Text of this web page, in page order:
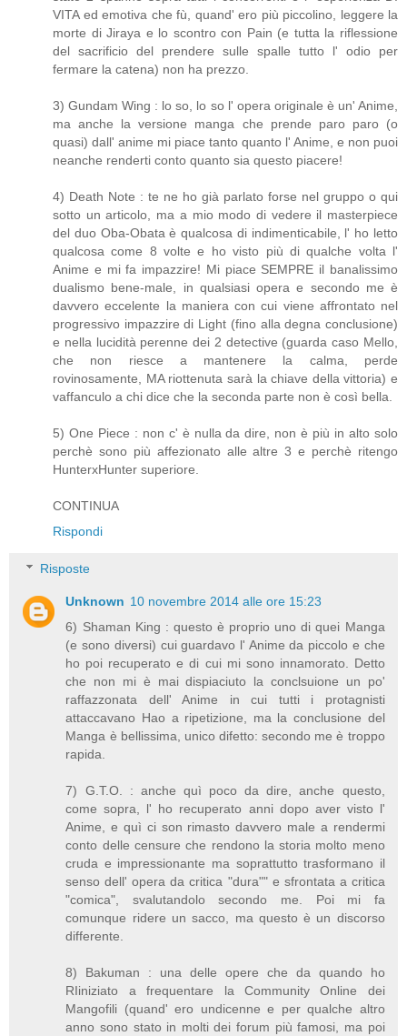
VITA ed emotiva che fù, quand' ero più piccolino, leggere la
morte di Jiraya e lo scontro con Pain (e tutta la riflessione
del sacrificio del prendere sulle spalle tutto l' odio per
fermare la catena) non ha prezzo.
3) Gundam Wing : lo so, lo so l' opera originale è un' Anime,
ma anche la versione manga che prende paro paro (o
quasi) dall' anime mi piace tanto quanto l' Anime, e non puoi
neanche renderti conto quanto sia questo piacere!
4) Death Note : te ne ho già parlato forse nel gruppo o qui
sotto un articolo, ma a mio modo di vedere il masterpiece
del duo Oba-Obata è qualcosa di indimenticabile, l' ho letto
qualcosa come 8 volte e ho visto più di qualche volta l'
Anime e mi fa impazzire! Mi piace SEMPRE il banalissimo
dualismo bene-male, in qualsiasi opera e secondo me è
davvero eccelente la maniera con cui viene affrontato nel
progressivo impazzire di Light (fino alla degna conclusione)
e nella lucidità perenne dei 2 detective (guarda caso Mello,
che non riesce a mantenere la calma, perde
rovinosamente, MA riottenuta sarà la chiave della vittoria) e
vaffanculo a chi dice che la seconda parte non è così bella.
5) One Piece : non c' è nulla da dire, non è più in alto solo
perchè sono più affezionato alle altre 3 e perchè ritengo
HunterxHunter superiore.
CONTINUA
Rispondi
Risposte
Unknown 10 novembre 2014 alle ore 15:23
6) Shaman King : questo è proprio uno di quei Manga
(e sono diversi) cui guardavo l' Anime da piccolo e che
ho poi recuperato e di cui mi sono innamorato. Detto
che non mi è mai dispiaciuto la conclsuione un po'
raffazzonata dell' Anime in cui tutti i protagnisti
attaccavano Hao a ripetizione, ma la conclusione del
Manga è bellissima, unico difetto: secondo me è troppo
rapida.
7) G.T.O. : anche quì poco da dire, anche questo,
come sopra, l' ho recuperato anni dopo aver visto l'
Anime, e quì ci son rimasto davvero male a rendermi
conto delle censure che rendono la storia molto meno
cruda e impressionante ma soprattutto trasformano il
senso dell' opera da critica "dura"" e sfrontata a critica
"comica", svalutandolo secondo me. Poi mi fa
comunque ridere un sacco, ma questo è un discorso
differente.
8) Bakuman : una delle opere che da quando ho
RIiniziato a frequentare la Community Online dei
Mangofili (quand' ero undicenne e per qualche altro
anno sono stato in molti dei forum più famosi, ma poi